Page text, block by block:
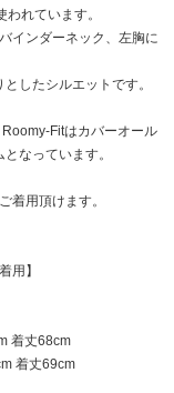
れています。
インダーネック、左胸に
したシルエットです。
Fitはカバーオール
なっています。
着用頂けます。
用】
着丈68cm
着丈69cm